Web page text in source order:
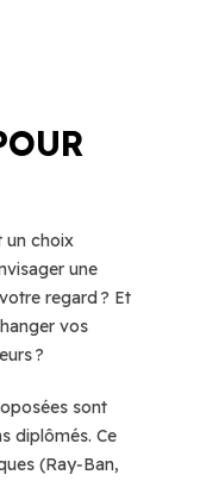
un choix
une
regard ? Et
vos
?
sont
diplômés. Ce
(Ray‑Ban,